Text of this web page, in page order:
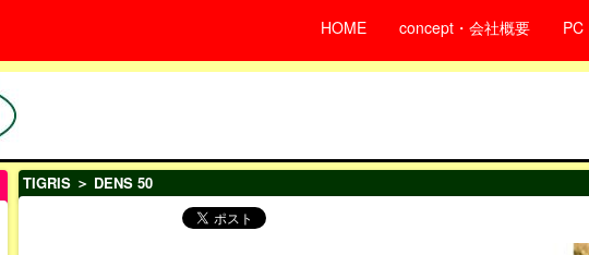
HOME concept・会社概要 PC
TIGRIS＞ DENS 50